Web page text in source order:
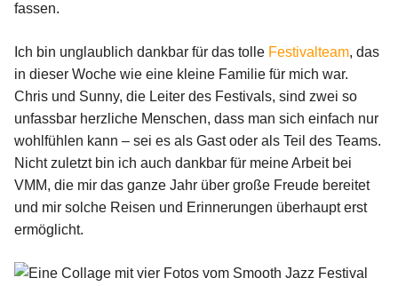
fassen.
Ich bin unglaublich dankbar für das tolle Festivalteam, das
in dieser Woche wie eine kleine Familie für mich war.
Chris und Sunny, die Leiter des Festivals, sind zwei so
unfassbar herzliche Menschen, dass man sich einfach nur
wohlfühlen kann – sei es als Gast oder als Teil des Teams.
Nicht zuletzt bin ich auch dankbar für meine Arbeit bei
VMM, die mir das ganze Jahr über große Freude bereitet
und mir solche Reisen und Erinnerungen überhaupt erst
ermöglicht.